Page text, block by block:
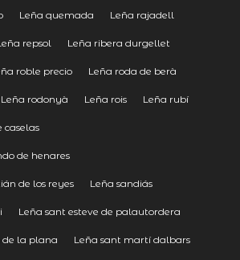
Leña quemada Leña rajadell
repsol Leña ribera durgellet
roble precio Leña roda de berà
Leña rodonyà Leña rois Leña rubí
caselas
de henares
de los reyes Leña sandiás
Leña sant esteve de palautordera
de la plana Leña sant martí dalbars